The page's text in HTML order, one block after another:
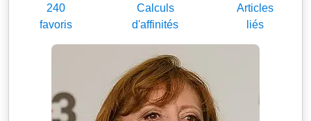
240
favoris
Calculs
d'affinités
Articles
liés